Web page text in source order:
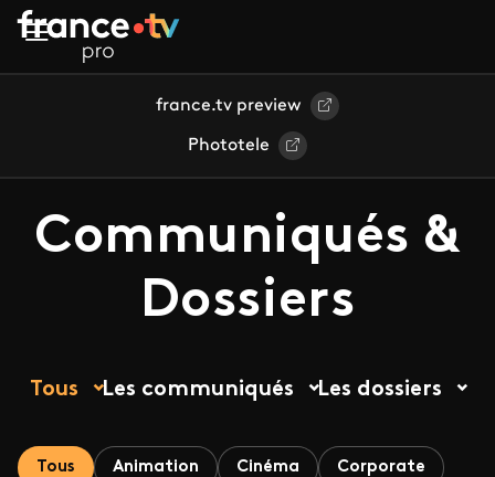
Aller au contenu principal
france.tv preview
Phototele
Communiqués &
Dossiers
Tous Les communiqués Les dossiers
Tous Animation Cinéma Corporate